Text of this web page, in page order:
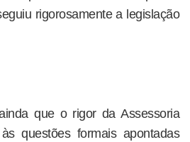
rigorosamente a legislação
que o rigor da Assessoria
questões formais apontadas